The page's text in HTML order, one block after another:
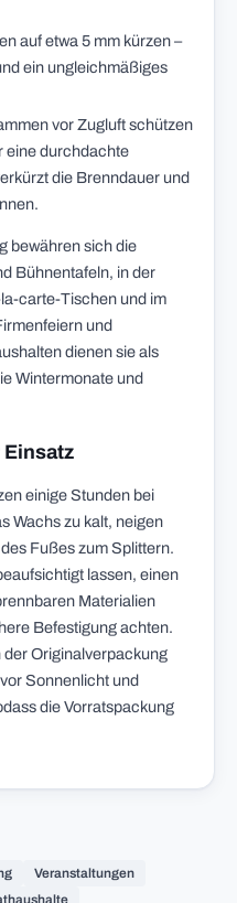
auf etwa 5 mm kürzen –
ein ungleichmäßiges
vor Zugluft schützen
eine durchdachte
die Brenndauer und
bewähren sich die
Bühnentafeln, in der
carte-Tischen und im
und
dienen sie als
Wintermonate und
einige Stunden bei
Wachs zu kalt, neigen
Fußes zum Splittern.
lassen, einen
Materialien
Befestigung achten.
Originalverpackung
Sonnenlicht und
die Vorratspackung
Veranstaltungen